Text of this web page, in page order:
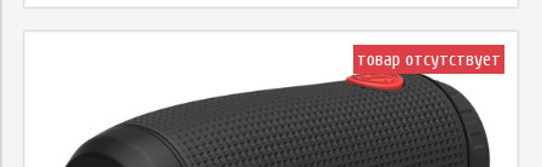
товар отсутствует